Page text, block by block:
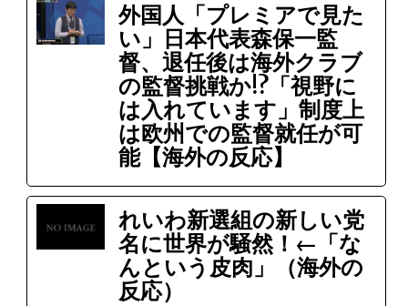
外国人「プレミアで見た
い」日本代表森保一監
督、退任後は海外クラブ
の監督挑戦か!?「視野に
は入れています」制度上
は欧州での監督就任が可
能【海外の反応】
れいわ新選組の新しい党
名に世界が騒然！←「な
んという皮肉」（海外の
反応）